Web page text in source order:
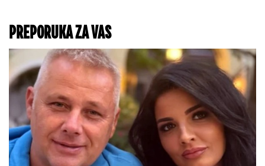
PREPORUKA ZA VAS